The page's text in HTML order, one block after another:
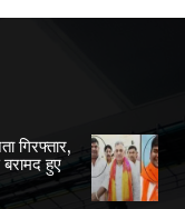
गिरफ्तार,
हुए